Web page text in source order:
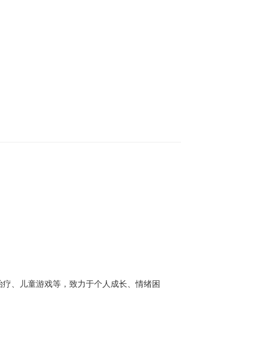
、儿童游戏等，致力于个人成长、情绪困